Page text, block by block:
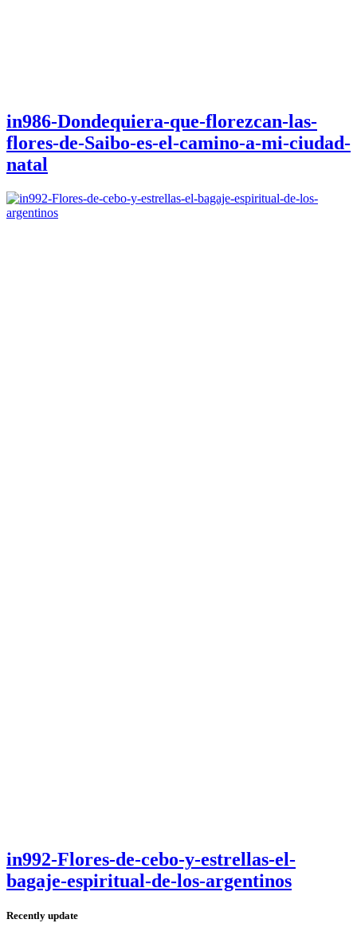
in986-Dondequiera-que-florezcan-las-
flores-de-Saibo-es-el-camino-a-mi-ciudad-
natal
in992-Flores-de-cebo-y-estrellas-el-
bagaje-espiritual-de-los-argentinos
Recently update